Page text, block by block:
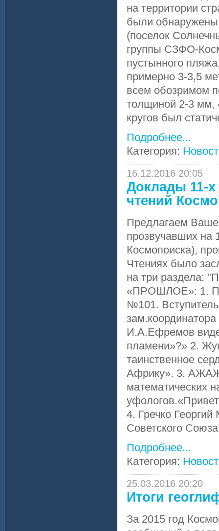
на территории
были обнаружены
(поселок
группы СЗФО-
пустынного
примерно 3-3,5
всем обозримом
толщиной 2-3 мм,
кругов был
Подробнее...
Категория:
16.12.2016 20:05
Доклады 11-х
чтений
Предлагаем
прозвучавших на
Космопоиска),
Чтениях было
на три раздела:
«ПРОШЛОЕ»: 1.
№101.
И.А.Ефремов
пламени»?» 2.
таинственное
Африку». 3.
математических
4. Гречко
Советского
Подробнее...
Категория:
25.03.2016 20:20
Итоги
За 2015 год